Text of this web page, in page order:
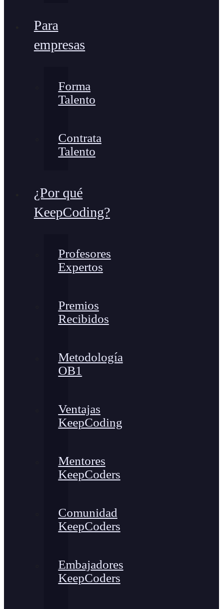
Para
empresas
Forma
Talento
Contrata
Talento
¿Por qué
KeepCoding?
Profesores
Expertos
Premios
Recibidos
Metodología
OB1
Ventajas
KeepCoding
Mentores
KeepCoders
Comunidad
KeepCoders
Embajadores
KeepCoders